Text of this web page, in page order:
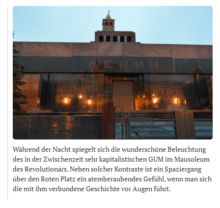
Während der Nacht spiegelt sich die wunderschöne Beleuchtung
des in der Zwischenzeit sehr kapitalistischen GUM im Mausoleum
des Revolutionärs. Neben solcher Kontraste ist ein Spaziergang
über den Roten Platz ein atemberaubendes Gefühl, wenn man sich
die mit ihm verbundene Geschichte vor Augen führt.